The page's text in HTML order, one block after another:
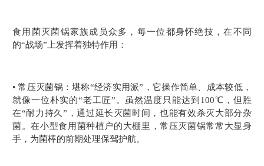
食用菌灭菌锅家族成员众多，每一位都身怀绝技，在不同
的“战场”上发挥着独特作用：
• 常压灭菌锅：堪称“经济实用派”，它操作简单、成本较低，
就像一位朴实的“老工匠”。虽然温度只能达到100℃，但胜
在“耐力持久”，通过延长灭菌时间，也能有效杀灭大部分杂
菌。在小型食用菌种植户的大棚里，常压灭菌锅常常大显身
手，为菌棒的前期处理保驾护航。